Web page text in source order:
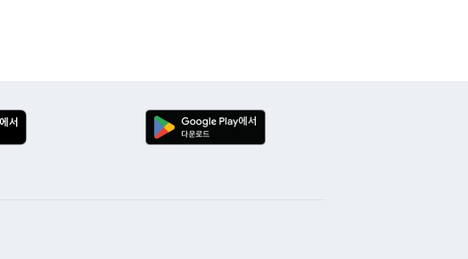
맘에 들었어요. 그리고 깔끔한 화이트
그자체! 심플한 주방을 꿈꾸는 제게 딱
아정당 카카오톡으로 상담을 받고
정수기 설치를 받았어요! 기사님도
친절하시고 빠르게 호로록 설치해